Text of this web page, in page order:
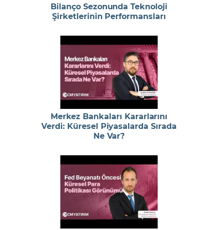
Bilanço Sezonunda Teknoloji
Şirketlerinin Performansları
Merkez Bankaları Kararlarını
Verdi: Küresel Piyasalarda Sırada
Ne Var?